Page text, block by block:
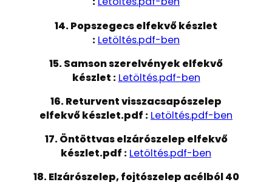
14. Popszegecs elfekvő készlet
: Letöltés.pdf-ben
15. Samson szerelvények elfekvő
készlet : Letöltés.pdf-ben
16. Returvent visszacsapószelep
elfekvő készlet.pdf : Letöltés.pdf-ben
17. Öntöttvas elzárószelep elfekvő
készlet.pdf : Letöltés.pdf-ben
18. Elzárószelep, fojtószelep acélból 40